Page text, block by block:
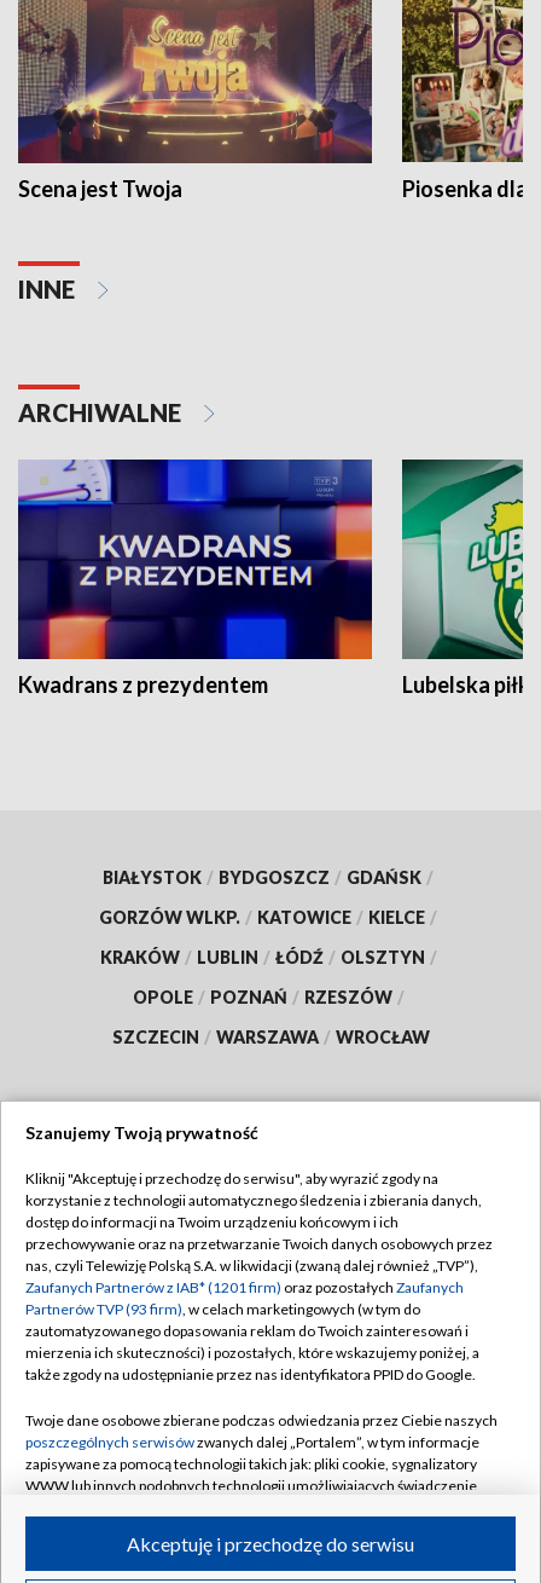
Scena jest Twoja Piosenka dla
INNE
ARCHIWALNE
Kwadrans z prezydentem Lubelska piłka
BIAŁYSTOK / BYDGOSZCZ / GDAŃSK /
GORZÓW WLKP. / KATOWICE / KIELCE /
KRAKÓW / LUBLIN / ŁÓDŹ / OLSZTYN /
OPOLE / POZNAŃ / RZESZÓW /
SZCZECIN / WARSZAWA / WROCŁAW
TVP
Abonament TVP
Emisja w TVP
Centrum informacji TVP
Naziemna Telewizja Cyfrowa
Rada Programowa
System NOS
Informacje o nadawcy
Program dla prasy
Regulamin TVP
Polityka prywatności
Moje zgody
Pomoc
Kontakt
Kanały
Szanujemy Twoją prywatność
Kliknij "Akceptuję i przechodzę do serwisu", aby wyrazić zgody na
korzystanie z technologii automatycznego śledzenia i zbierania danych,
dostęp do informacji na Twoim urządzeniu końcowym i ich
przechowywanie oraz na przetwarzanie Twoich danych osobowych przez
nas, czyli Telewizję Polską S.A. w likwidacji (zwaną dalej również „TVP”),
Zaufanych Partnerów z IAB* (1201 firm) oraz pozostałych Zaufanych
Partnerów TVP (93 firm), w celach marketingowych (w tym do
zautomatyzowanego dopasowania reklam do Twoich zainteresowań i
mierzenia ich skuteczności) i pozostałych, które wskazujemy poniżej, a
także zgody na udostępnianie przez nas identyfikatora PPID do Google.
Twoje dane osobowe zbierane podczas odwiedzania przez Ciebie naszych
poszczególnych serwisówzwanych dalej „Portalem”, w tym informacje
zapisywane za pomocą technologii takich jak: pliki cookie, sygnalizatory
WWW lub innych podobnych technologii umożliwiających świadczenie
ruchu w Internecie.Akceptuję i przechodzę do serwisu